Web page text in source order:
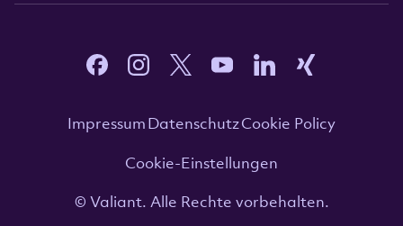
ImpressumDatenschutzCookie Policy
Cookie-Einstellungen
© Valiant. Alle Rechte vorbehalten.